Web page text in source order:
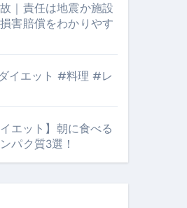
｜責任は地震か施設
害賠償をわかりやす
イエット #料理 #レ
エット】朝に食べる
パク質3選！